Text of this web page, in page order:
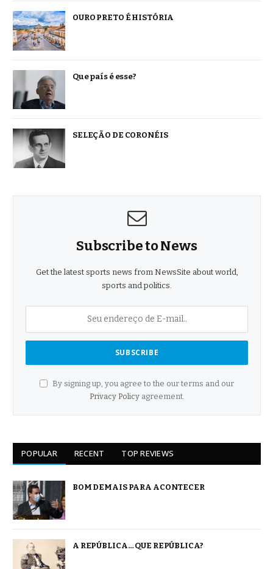
OURO PRETO É HISTÓRIA
Que país é esse?
SELEÇÃO DE CORONÉIS
Subscribe to News
Get the latest sports news from NewsSite about world,
sports and politics.
By signing up, you agree to the our terms and our
Privacy Policyagreement.
POPULAR RECENT TOP REVIEWS
BOM DEMAIS PARA ACONTECER
A REPÚBLICA… QUE REPÚBLICA?